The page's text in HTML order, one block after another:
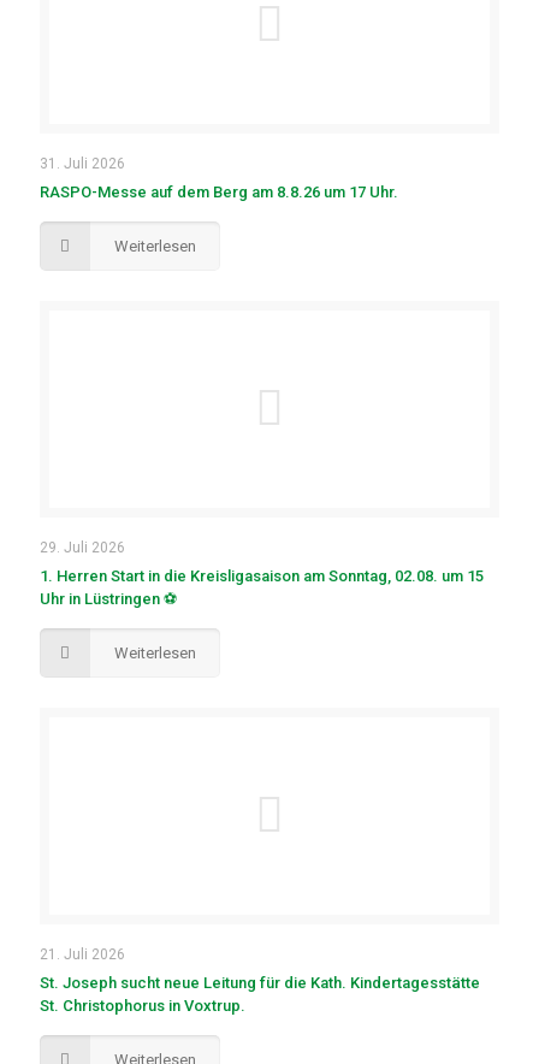
31. Juli 2026
RASPO-Messe auf dem Berg am 8.8.26 um 17 Uhr.
Weiterlesen
29. Juli 2026
1. Herren Start in die Kreisligasaison am Sonntag, 02.08. um 15
Uhr in Lüstringen ⚽
Weiterlesen
21. Juli 2026
St. Joseph sucht neue Leitung für die Kath. Kindertagesstätte
St. Christophorus in Voxtrup.
Weiterlesen